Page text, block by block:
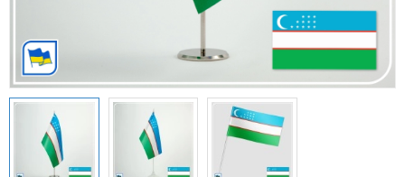
Історичні Прапори
Спортивні Прапори
Етнічні Прапори